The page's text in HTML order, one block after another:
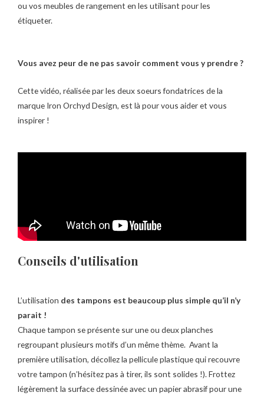
ou vos meubles de rangement en les utilisant pour les
étiqueter.
Vous avez peur de ne pas savoir comment vous y prendre ?
Cette vidéo, réalisée par les deux soeurs fondatrices de la
marque Iron Orchyd Design, est là pour vous aider et vous
inspirer !
Conseils d'utilisation
L’utilisation des tampons est beaucoup plus simple qu’il n’y
parait !
Chaque tampon se présente sur une ou deux planches
regroupant plusieurs motifs d’un même thème. Avant la
première utilisation, décollez la pellicule plastique qui recouvre
votre tampon (n’hésitez pas à tirer, ils sont solides !). Frottez
légèrement la surface dessinée avec un papier abrasif pour une